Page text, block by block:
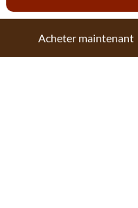
Acheter maintenant